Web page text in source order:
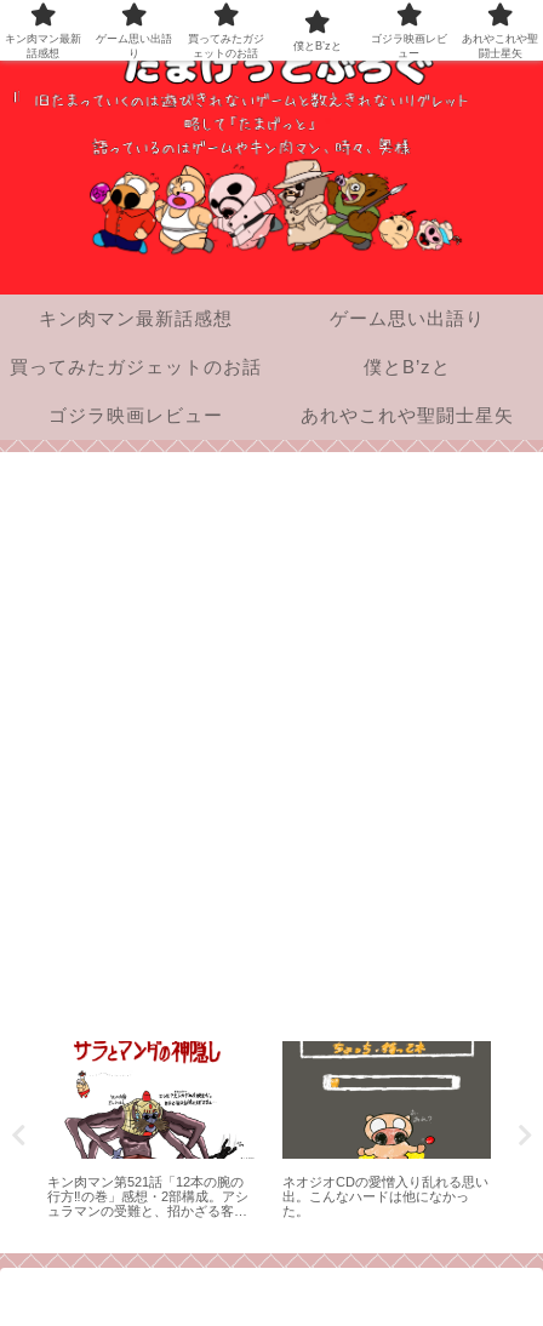
キン肉マン最新話感想 ゲーム思い出語り
買ってみたガジェットのお話 僕とB’zと
ゴジラ映画レビュー あれやこれや聖闘士星矢
キン肉マン第521話「12本の腕の
行方‼の巻」感想・2部構成。アシ
ュラマンの受難と、招かざる客
ネオジオCDの愛憎入り乱れる思い
出。こんなハードは他になかっ
た。
キン肉マン最新
話感想
ゲーム思い出語
り
買ってみたガジ
ェットのお話
僕とB’zと
ゴジラ映画レビ
ュー
あれやこれや聖
闘士星矢